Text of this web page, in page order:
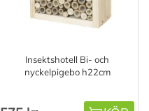
Insektshotell Bi- och
nyckelpigebo h22cm